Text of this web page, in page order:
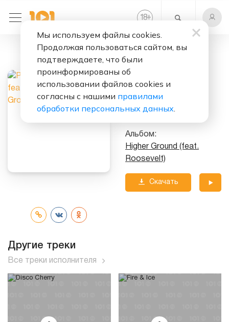
18+
Higher Ground
Альбом:
Higher Ground (feat.
Roosevelt)
Скачать
Другие треки
Все треки исполнителя
Мы используем файлы cookies.
Продолжая пользоваться сайтом, вы
подтверждаете, что были
проинформированы об
использовании файлов cookies и
согласны с нашими правилами
обработки персональных данных.